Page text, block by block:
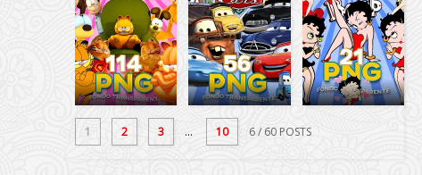
1 2 3 ... 10 6/ 60 POSTS